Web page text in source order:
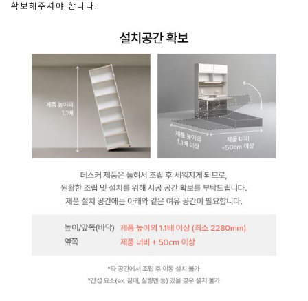
확보해주셔야 합니다.